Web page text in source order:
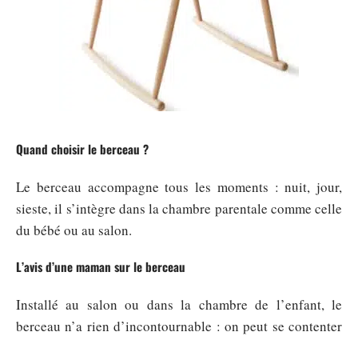
Quand choisir le berceau ?
Le berceau accompagne tous les moments : nuit, jour,
sieste, il s’intègre dans la chambre parentale comme celle
du bébé ou au salon.
L’avis d’une maman sur le berceau
Installé au salon ou dans la chambre de l’enfant, le
berceau n’a rien d’incontournable : on peut se contenter